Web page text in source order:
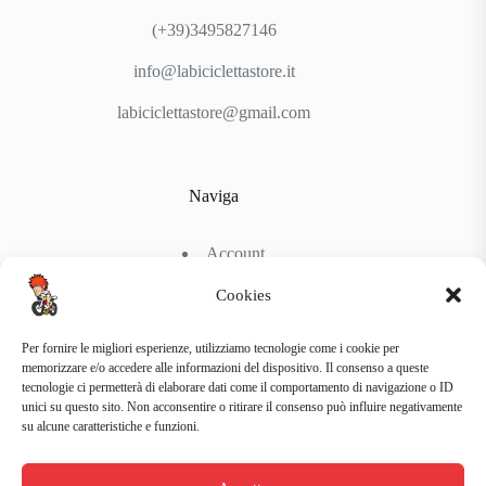
Cookies
Per fornire le migliori esperienze, utilizziamo tecnologie come i cookie per
memorizzare e/o accedere alle informazioni del dispositivo. Il consenso a queste
tecnologie ci permetterà di elaborare dati come il comportamento di navigazione o ID
unici su questo sito. Non acconsentire o ritirare il consenso può influire negativamente
su alcune caratteristiche e funzioni.
(+39)3495827146
info@labiciclettastore.it
labiciclettastore@gmail.com
Naviga
Account
Chi Siamo
Link Utili